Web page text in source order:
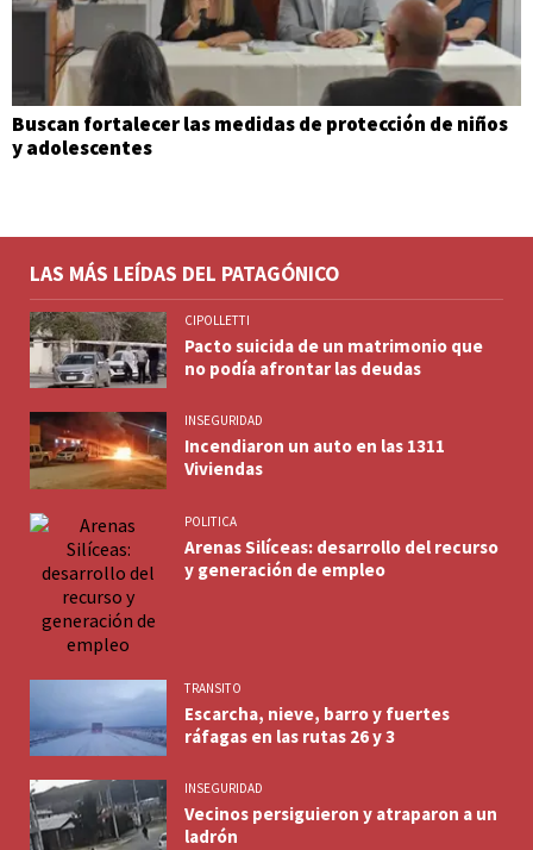
Buscan fortalecer las medidas de protección de niños
y adolescentes
LAS MÁS LEÍDAS DEL PATAGÓNICO
CIPOLLETTI
Pacto suicida de un matrimonio que
no podía afrontar las deudas
INSEGURIDAD
Incendiaron un auto en las 1311
Viviendas
POLITICA
Arenas Silíceas: desarrollo del recurso
y generación de empleo
TRANSITO
Escarcha, nieve, barro y fuertes
ráfagas en las rutas 26 y 3
INSEGURIDAD
Vecinos persiguieron y atraparon a un
ladrón